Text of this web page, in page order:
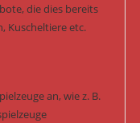
die dies bereits
Kuscheltiere etc.
an, wie z. B.